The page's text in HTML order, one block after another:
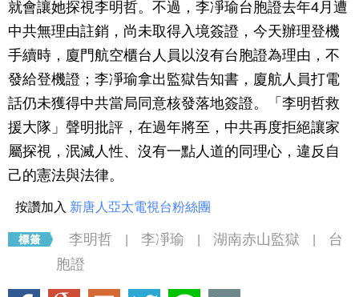
就會讓她探視李明哲。不過，李凈瑜台胞證去年4月遭
中共無理由註銷，尚未取得入境簽證，今天辦理登機
手續時，廈門航空櫃台人員以沒有台胞證為理由，不
發給登機證；李凈瑜拿出監獄告知書，廈航人員打電
話仍未獲得中共當局同意核發落地簽證。「李明哲救
援大隊」聲明批評，在過年將至，中共再度拒絕讓家
屬探視，泯滅人性、沒有一點人道的同理心，違反自
己的憲法與法律。
按讚加入 新唐人亞太電視台粉絲團
李明哲 李凈瑜 湖南赤山監獄
台
胞證